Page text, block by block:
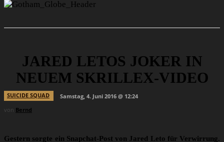
JARED LETOS JOKER IN
NEUEM SKRILLEX-VIDEO
SUICIDE SQUAD
Samstag, 4. Juni 2016 @ 12:24
von Bernd
Gestern sorgte ein Snapchat-Post von Jared Leto für Verwirrung.